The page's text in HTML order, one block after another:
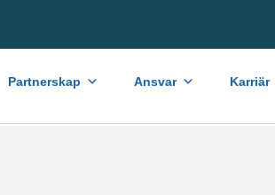
Partnerskap Ansvar Karriär